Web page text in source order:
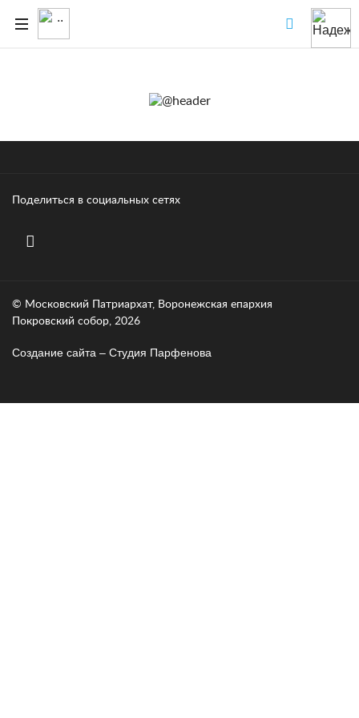
Поделиться в социальных сетях
© Московский Патриархат, Воронежcкая епархия
Покровский собор, 2026
Создание сайта – Cтудия Парфенова